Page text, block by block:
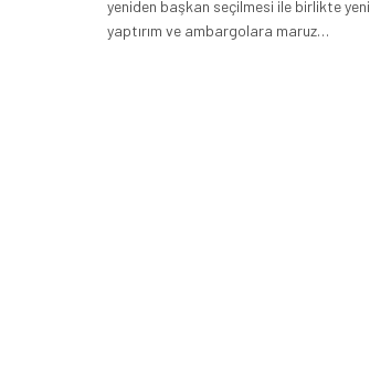
yeniden başkan seçilmesi ile birlikte yeni
yaptırım ve ambargolara maruz…